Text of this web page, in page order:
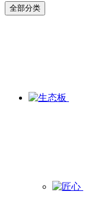
全部分类